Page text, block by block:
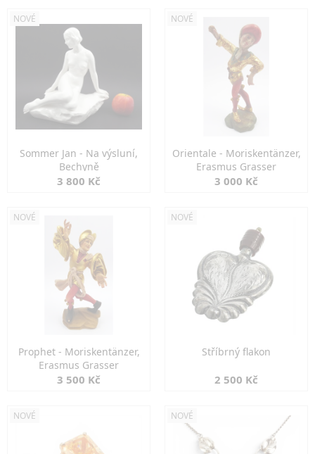
NOVÉ
Sommer Jan - Na výsluní,
Bechyně
3 800 Kč
NOVÉ
Orientale - Moriskentänzer,
Erasmus Grasser
3 000 Kč
NOVÉ
Prophet - Moriskentänzer,
Erasmus Grasser
3 500 Kč
NOVÉ
Stříbrný flakon
2 500 Kč
NOVÉ NOVÉ